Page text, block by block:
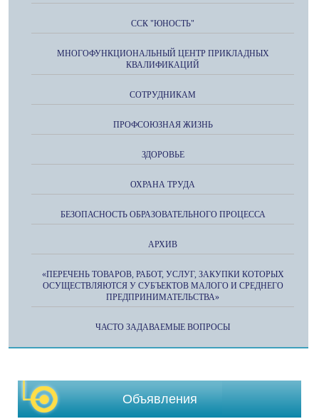
ССК "ЮНОСТЬ"
МНОГОФУНКЦИОНАЛЬНЫЙ ЦЕНТР ПРИКЛАДНЫХ
КВАЛИФИКАЦИЙ
СОТРУДНИКАМ
ПРОФСОЮЗНАЯ ЖИЗНЬ
ЗДОРОВЬЕ
ОХРАНА ТРУДА
БЕЗОПАСНОСТЬ ОБРАЗОВАТЕЛЬНОГО ПРОЦЕССА
АРХИВ
«ПЕРЕЧЕНЬ ТОВАРОВ, РАБОТ, УСЛУГ, ЗАКУПКИ КОТОРЫХ
ОСУЩЕСТВЛЯЮТСЯ У СУБЪЕКТОВ МАЛОГО И СРЕДНЕГО
ПРЕДПРИНИМАТЕЛЬСТВА»
ЧАСТО ЗАДАВАЕМЫЕ ВОПРОСЫ
Объявления